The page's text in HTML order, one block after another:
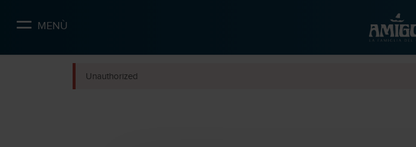
content
MENÙ
Unauthorized